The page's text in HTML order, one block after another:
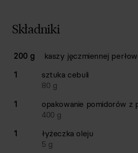
Składniki
Lista składników przepisu z
Ilość Składnik
200 g
kaszy jęczmiennej
1
sztuka cebuli
80 g
1
opakowanie pomidorów z
400 g
1
łyżeczka oleju
5 g